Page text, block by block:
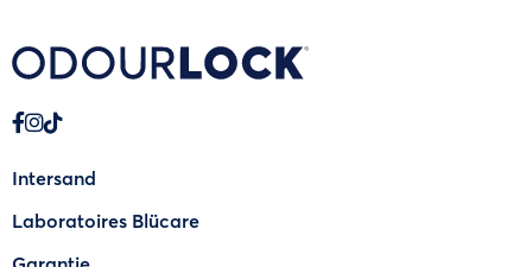
Intersand
Laboratoires Blücare